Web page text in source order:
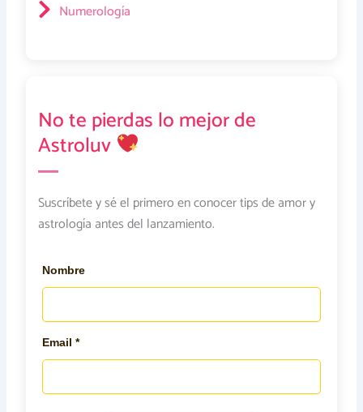
Numerología
No te pierdas lo mejor de
Astroluv
Suscríbete y sé el primero en conocer tips de amor y
astrología antes del lanzamiento.
Nombre
Email *